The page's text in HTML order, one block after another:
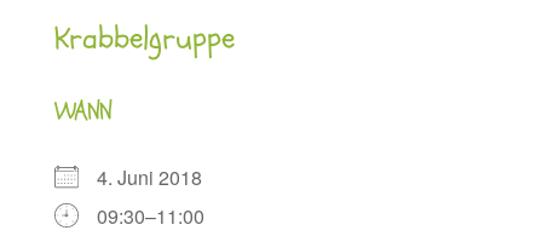
Krabbelgruppe
WANN
4. Juni 2018
09:30–11:00